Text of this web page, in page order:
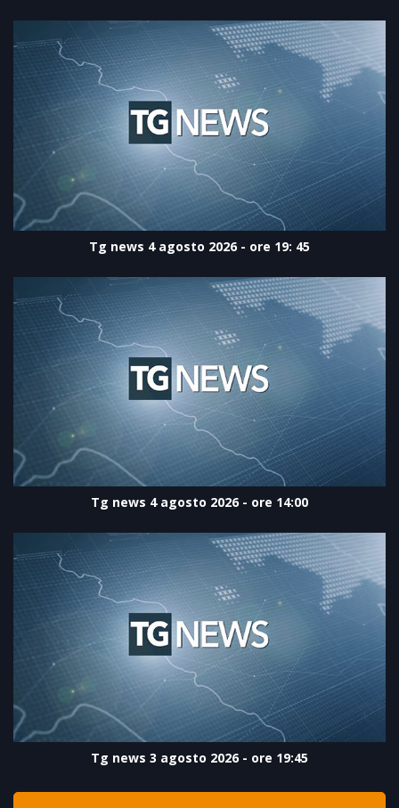
Tg news 4 agosto 2026 - ore 19: 45
Tg news 4 agosto 2026 - ore 14:00
Tg news 3 agosto 2026 - ore 19:45